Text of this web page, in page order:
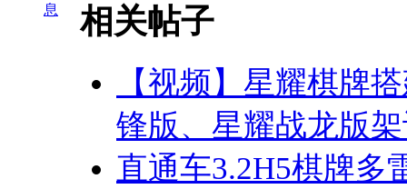
息
相关帖子
【视频】星耀棋牌
锋版、星耀战龙版
直通车3.2H5棋牌多